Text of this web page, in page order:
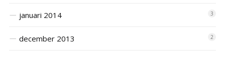
januari 2014 3
december 2013 2